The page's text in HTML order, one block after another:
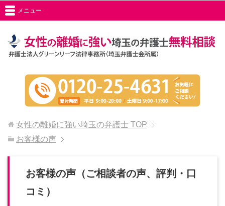
メニュー
女性の離婚に強い埼玉の弁護士 TOP
お客様の声
お客様の声（ご相談者の声、評判・口
コミ）